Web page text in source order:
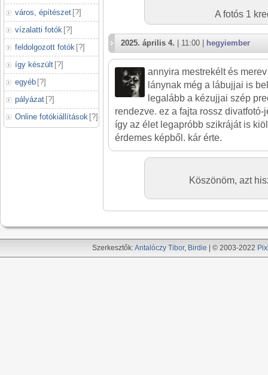
város, építészet [?]
vízalatti fotók [?]
feldolgozott fotók [?]
így készült [?]
egyéb [?]
pályázat [?]
Online fotókiállítások [?]
A fotós 1
2025. április 4. | 11:00 | hegyiember
annyira mestrekélt és
lánynak még a lábujjai is
legalább a kézujjai szép
rendezve. ez a fajta rossz
így az élet legapróbb szikráját is
érdemes képből. kár érte.
Köszönöm, azt
Szerkesztők:Antalóczy Tibor, Birdie | © 2003-2022